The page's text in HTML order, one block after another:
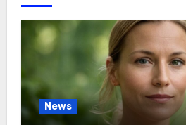
News